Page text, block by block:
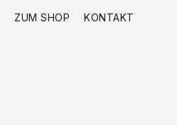
ZUM SHOP KONTAKT